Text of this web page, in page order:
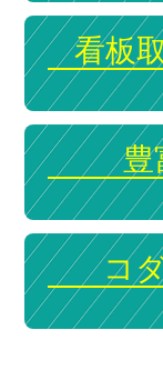
看板
豊
コ